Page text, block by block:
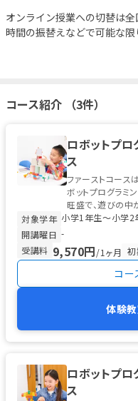
オンライン授業への切替は
時間の振替えなどで可能な
コース紹介 （3件）
ロボットプ
ス
ファーストコース
ボットプログラミ
旺盛で、遊びの中
スでは、ソニー・
対象学年 小学1年生〜小学2
開講曜日 -
受講料 9,570円/1ヶ月 初
コー
体験
ロボットプ
ス